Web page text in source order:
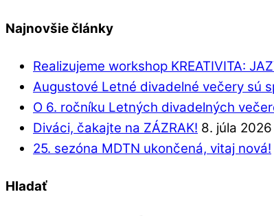
Najnovšie články
Realizujeme workshop KREATIVITA:
Augustové Letné divadelné večery sú
O 6. ročníku Letných divadelných
Diváci, čakajte na ZÁZRAK! 8. júla 2026
25. sezóna MDTN ukončená, vitaj nová!
Hladať